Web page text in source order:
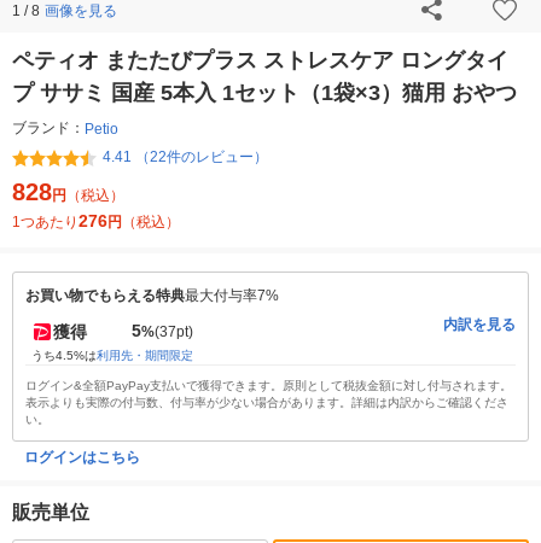
1 / 8 画像を見る
ペティオ またたびプラス ストレスケア ロングタイ
プ ササミ 国産 5本入 1セット（1袋×3）猫用 おやつ
ブランド： Petio
4.41 （22件のレビュー）
828円
（税込）
1つあたり 276円 （税込）
お買い物でもらえる特典最大付与率7%
獲得 5%(37pt)
うち4.5%は利用先・期間限定
内訳を見る
ログイン&全額PayPay支払いで獲得できます。原則として税抜金額に対し付与されます。
表示よりも実際の付与数、付与率が少ない場合があります。詳細は内訳からご確認くださ
い。
ログインはこちら
販売単位